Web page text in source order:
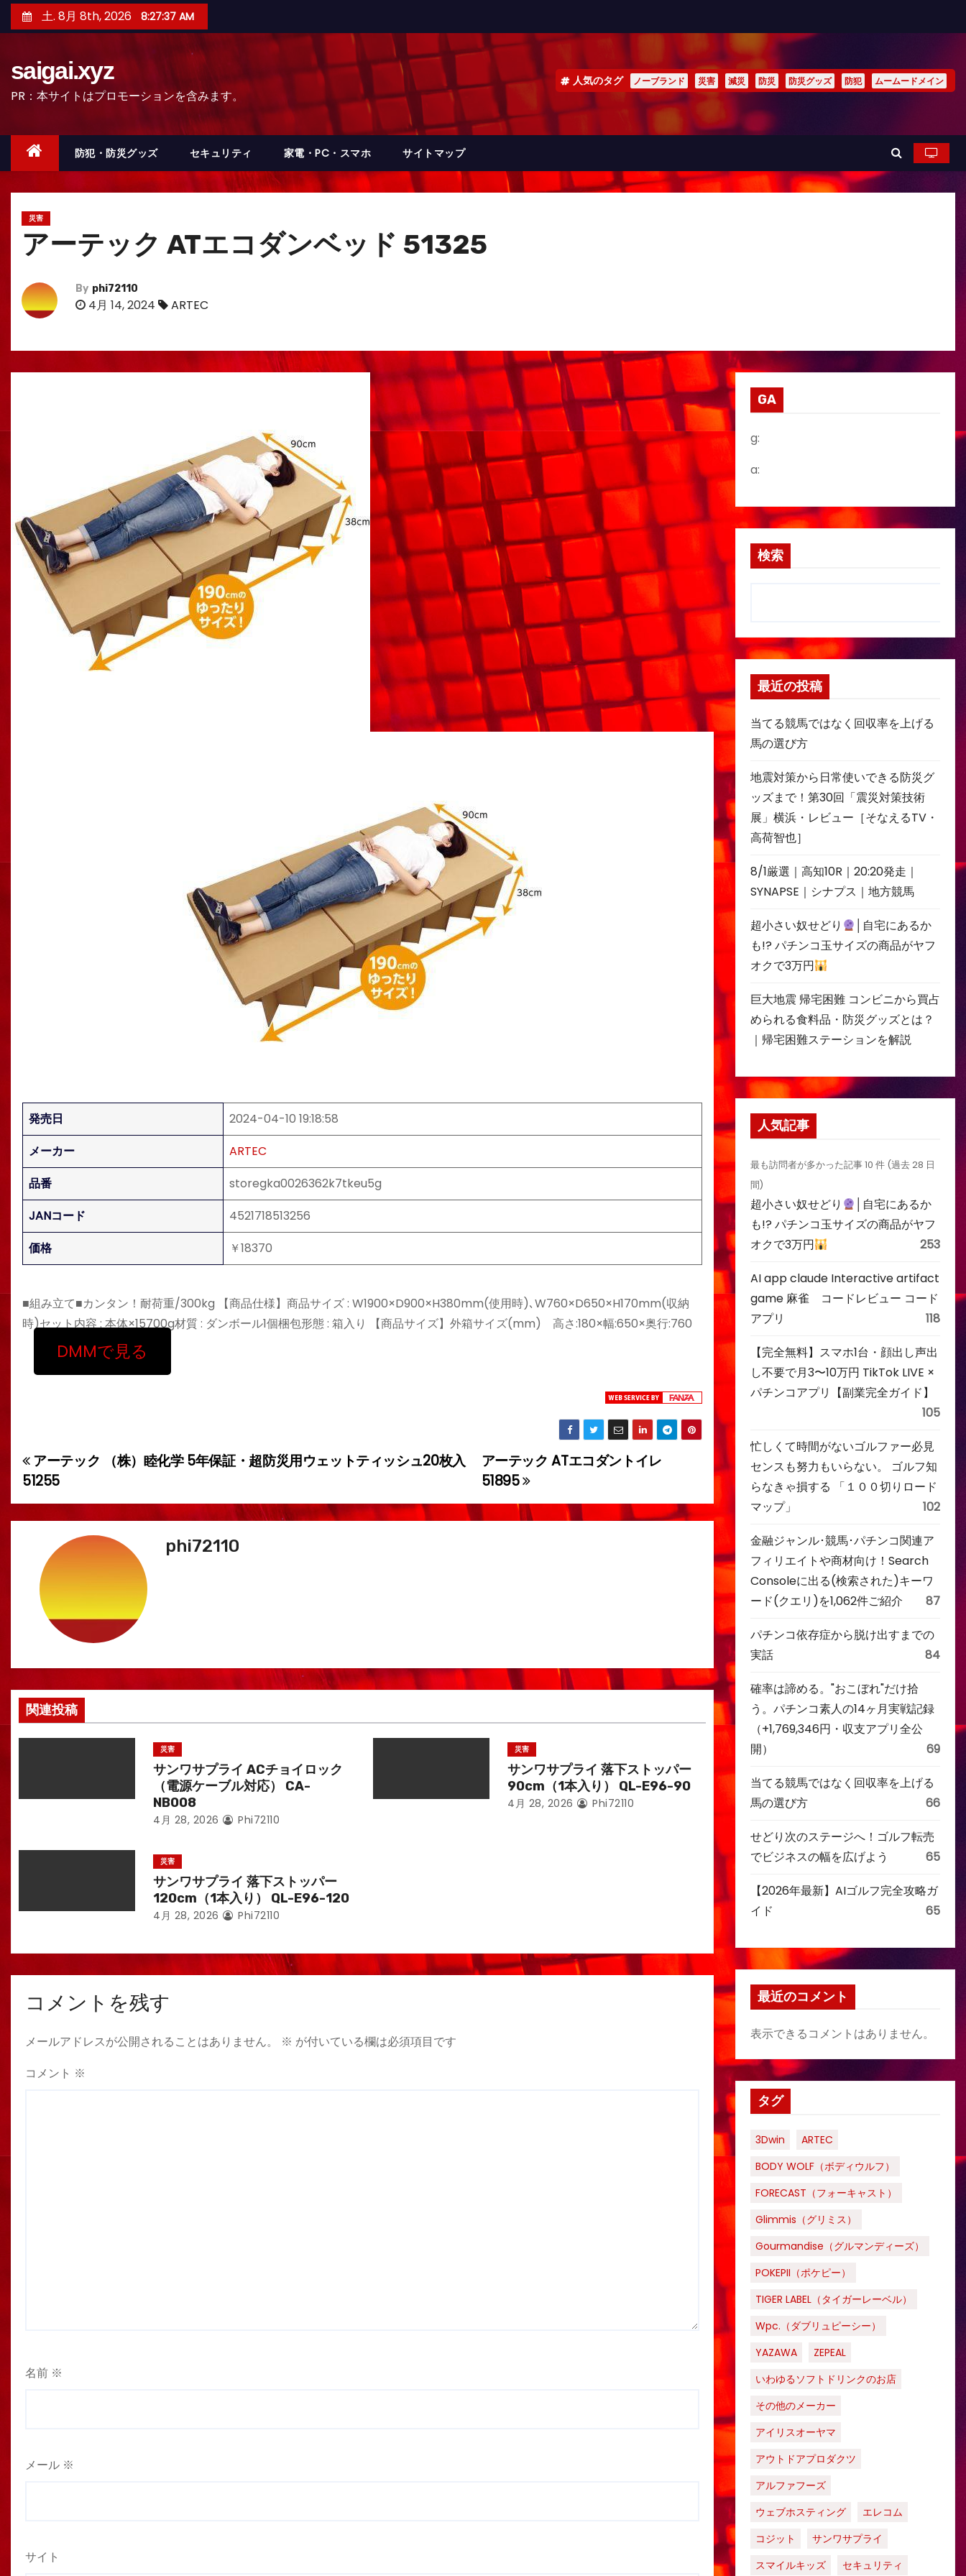
ン
ッ
土. 8月 8th, 2026 8:27:39 AM
saigai.xyz
PR：本サイトはプロモーションを含みます。
人気のタグ ノーブランド 災害 減災 防災 防災グッズ 防犯 ムームードメイン
防犯・防災グッズ セキュリティ 家電・PC・スマホ サイトマップ
災害
アーテック ATエコダンベッド 51325
By phi72110
4月 14, 2024 ARTEC
発売日
2024-04-10 19:18:58
メーカー
ARTEC
品番
storegka0026362k7tkeu5g
JANコード
4521718513256
価格
￥18370
■組み立て■カンタン！耐荷重/300kg 【商品仕様】商品サイズ : W1900×D900×H380mm(使用時)､W760×D650×H170mm(収納
時)セット内容 : 本体×15700g材質 : ダンボール1個梱包形態 : 箱入り 【商品サイズ】外箱サイズ(mm) 高さ:180×幅:650×奥行:760
DMMで見る
投
稿
ナ
ゲ
ー
ョ
ン
アーテック ATエコダントイレ
51895
アーテック （株）睦化学 5年保証・超防災用ウェットティッシュ20枚入
51255
phi72110
関連投稿
災害
サンワサプライ ACチョイロック
（電源ケーブル対応） CA-
NB008
4月 28, 2026 Phi72110
災害
サンワサプライ 落下ストッパー
90cm（1本入り） QL-E96-90
4月 28, 2026 Phi72110
災害
サンワサプライ 落下ストッパー
120cm（1本入り） QL-E96-120
4月 28, 2026 Phi72110
コメントを残す
メールアドレスが公開されることはありません。 ※ が付いている欄は必須項目です
コメント ※
名前 ※
メール ※
サイト
GA
g:
a:
検索
最近の投稿
当てる競馬ではなく回収率を上げる
馬の選び方
地震対策から日常使いできる防災グ
ッズまで！第30回「震災対策技術
展」横浜・レビュー［そなえるTV・
高荷智也］
8/1厳選｜高知10R｜20:20発走｜
SYNAPSE｜シナプス｜地方競馬
超小さい奴せどり
│自宅にあるか
も!? パチンコ玉サイズの商品がヤフ
オクで3万円
巨大地震 帰宅困難 コンビニから買占
められる食料品・防災グッズとは？
｜帰宅困難ステーションを解説
人気記事
最も訪問者が多かった記事 10 件 (過去 28 日
間)
超小さい奴せどり
│自宅にあるか
も!? パチンコ玉サイズの商品がヤフ
オクで3万円
253
AI app claude Interactive artifact
game 麻雀 コードレビュー コード
アプリ
118
【完全無料】スマホ1台・顔出し声出
し不要で月3〜10万円 TikTok LIVE ×
パチンコアプリ【副業完全ガイド】
105
忙しくて時間がないゴルファー必見
センスも努力もいらない。 ゴルフ知
らなきゃ損する 「１００切りロード
マップ」
102
金融ジャンル･競馬･パチンコ関連ア
フィリエイトや商材向け！Search
Consoleに出る(検索された)キーワ
ード(クエリ)を1,062件ご紹介
87
パチンコ依存症から脱け出すまでの
実話
84
確率は諦める。"おこぼれ"だけ拾
う。パチンコ素人の14ヶ月実戦記録
（+1,769,346円・収支アプリ全公
開）
69
当てる競馬ではなく回収率を上げる
馬の選び方
66
せどり次のステージへ！ゴルフ転売
でビジネスの幅を広げよう
65
【2026年最新】AIゴルフ完全攻略ガ
イド
65
最近のコメント
表示できるコメントはありません。
タグ
3Dwin
ARTEC
BODY WOLF（ボディウルフ）
FORECAST（フォーキャスト）
Glimmis（グリミス）
Gourmandise（グルマンディーズ）
POKEPII（ポケピー）
TIGER LABEL（タイガーレーベル）
Wpc.（ダブリュピーシー）
YAZAWA
ZEPEAL
いわゆるソフトドリンクのお店
その他のメーカー
アイリスオーヤマ
アウトドアプロダクツ
アルファフーズ
ウェブホスティング
エレコム
コジット
サンワサプライ
スマイルキッズ
セキュリティ